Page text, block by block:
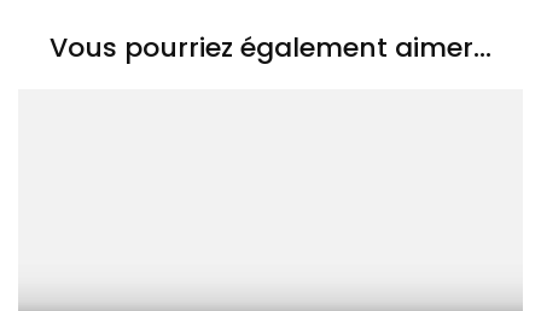
Vous pourriez également aimer...